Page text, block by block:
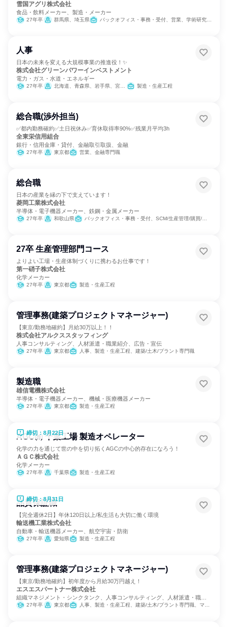
雪国アグリ株式会社
食品・飲料メーカー、製造・メーカー
27年卒 群馬県、埼玉県 バックオフィス・事務・受付、営業、学術研究、製造・生産工程
人事
日本の未来を変える大規模事業の推進役！✨
株式会社グリーンパワーインベストメント
電力・ガス・水道・エネルギー
27年卒 北海道、青森県、岩手県、宮城県、千葉県、東京都、福井県、三重県、滋賀県、島根県、高知県、宮崎県、鹿児島県 製造・生産工程
総合職(渉外担当)
✅都内勤務確約✅土日祝休み✅育休取得率90%✅残業月平均3h
全東栄信用組合
銀行・信用金庫・貸付、金融取引取扱、金融
27年卒 東京都 営業、金融専門職
総合職
日本の産業を縁の下で支えています！
菱岡工業株式会社
半導体・電子機器メーカー、鉄鋼・金属メーカー
27年卒 和歌山県 バックオフィス・事務・受付、SCM/生産管理/購買/物流、製造・生産工程
27卒 生産管理部門コース
よりよい工場・生産体制づくりに携わるお仕事です！
第一硝子株式会社
化学メーカー
27年卒 東京都 製造・生産工程
管理事務(建築プロジェクトマネージャー)
【東京/勤務地確約】月給30万以上！！
株式会社アルクススタッフィング
人事コンサルティング、人材派遣・職業紹介、広告・宣伝
27年卒 東京都 人事、製造・生産工程、建築/土木/プラント専門職
製造職
雄信電機株式会社
半導体・電子機器メーカー、機械・医療機器メーカー
27年卒 東京都 製造・生産工程
締切：8月22日
AGC㈱ 千葉工場 製造オペレーター
化学の力を通じて世の中を切り拓くAGCの中心的存在になろう！
ＡＧＣ株式会社
化学メーカー
27年卒 千葉県 製造・生産工程
締切：8月31日
品質保証職
【完全週休2日】年休120日以上/私生活も大切に働く環境
輸送機工業株式会社
自動車・輸送機器メーカー、航空宇宙・防衛
27年卒 愛知県 製造・生産工程
管理事務(建築プロジェクトマネージャー)
【東京/勤務地確約】初年度から月給30万円越え！
エスエスパートナー株式会社
組織マネジメント・シンクタンク、人事コンサルティング、人材派遣・職業
紹介27年卒 東京都 人事、製造・生産工程、建築/土木/プラント専門職、マーケティング・広告・宣伝